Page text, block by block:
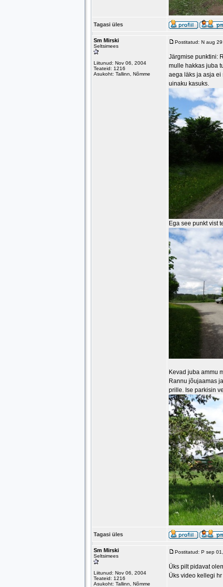
Tagasi üles
Sm Mirski
Seltsimees
Liitunud: Nov 06, 2004
Teateid: 1216
Asukoht: Tallinn, Nõmme
Postitatud: N aug
Järgmise punktini:
mulle hakkas juba
aega läks ja asja ei
uinaku kasuks.
Ega see punkt vist
Kevad juba ammu
Rannu jõujaamas
prille. Ise parkisin
Tagasi üles
Sm Mirski
Seltsimees
Liitunud: Nov 06, 2004
Teateid: 1216
Asukoht: Tallinn, Nõmme
Postitatud: P sep
Üks pilt pidavat
Üks video kellegi